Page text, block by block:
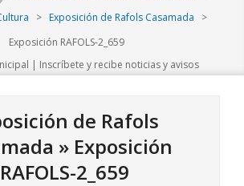
> Exposición de Rafols Casamada
>
Exposición RAFOLS-2_659
| Inscríbete y recibe noticias y avisos
de Rafols
» Exposición
RAFOLS-2_659